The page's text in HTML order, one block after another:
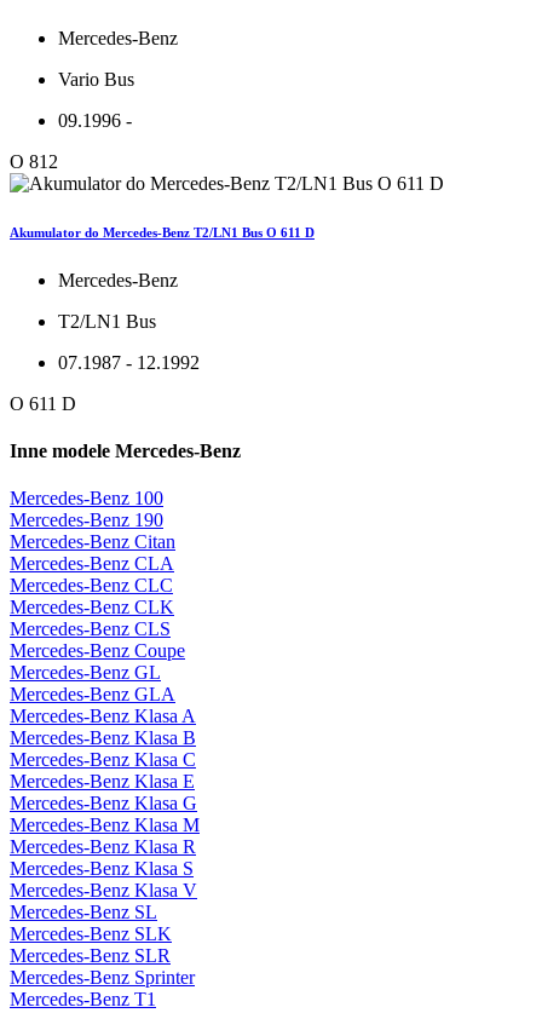
Mercedes-Benz
Vario Bus
09.1996 -
O 812
Akumulator do Mercedes-Benz T2/LN1 Bus O 611 D
Mercedes-Benz
T2/LN1 Bus
07.1987 - 12.1992
O 611 D
Inne modele Mercedes-Benz
Mercedes-Benz 100
Mercedes-Benz 190
Mercedes-Benz Citan
Mercedes-Benz CLA
Mercedes-Benz CLC
Mercedes-Benz CLK
Mercedes-Benz CLS
Mercedes-Benz Coupe
Mercedes-Benz GL
Mercedes-Benz GLA
Mercedes-Benz Klasa A
Mercedes-Benz Klasa B
Mercedes-Benz Klasa C
Mercedes-Benz Klasa E
Mercedes-Benz Klasa G
Mercedes-Benz Klasa M
Mercedes-Benz Klasa R
Mercedes-Benz Klasa S
Mercedes-Benz Klasa V
Mercedes-Benz SL
Mercedes-Benz SLK
Mercedes-Benz SLR
Mercedes-Benz Sprinter
Mercedes-Benz T1